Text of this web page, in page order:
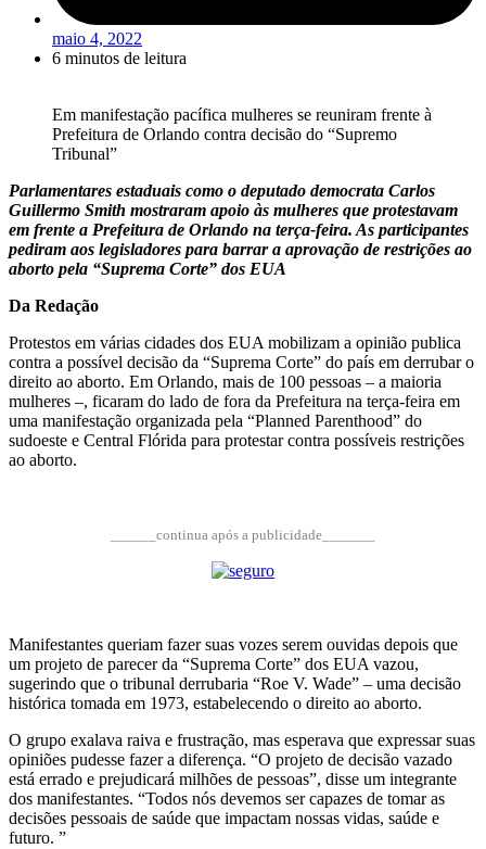
maio 4, 2022
6 minutos de leitura
Em manifestação pacífica mulheres se reuniram frente à
Prefeitura de Orlando contra decisão do “Supremo
Tribunal”
Parlamentares estaduais como o deputado democrata Carlos
Guillermo Smith mostraram apoio às mulheres que protestavam
em frente a Prefeitura de Orlando na terça-feira. As participantes
pediram aos legisladores para barrar a aprovação de restrições ao
aborto pela “Suprema Corte” dos EUA
Da Redação
Protestos em várias cidades dos EUA mobilizam a opinião publica
contra a possível decisão da “Suprema Corte” do país em derrubar o
direito ao aborto. Em Orlando, mais de 100 pessoas – a maioria
mulheres –, ficaram do lado de fora da Prefeitura na terça-feira em
uma manifestação organizada pela “Planned Parenthood” do
sudoeste e Central Flórida para protestar contra possíveis restrições
ao aborto.
______continua após a publicidade_______
Manifestantes queriam fazer suas vozes serem ouvidas depois que
um projeto de parecer da “Suprema Corte” dos EUA vazou,
sugerindo que o tribunal derrubaria “Roe V. Wade” – uma decisão
histórica tomada em 1973, estabelecendo o direito ao aborto.
O grupo exalava raiva e frustração, mas esperava que expressar suas
opiniões pudesse fazer a diferença. “O projeto de decisão vazado
está errado e prejudicará milhões de pessoas”, disse um integrante
dos manifestantes. “Todos nós devemos ser capazes de tomar as
decisões pessoais de saúde que impactam nossas vidas, saúde e
futuro. ”